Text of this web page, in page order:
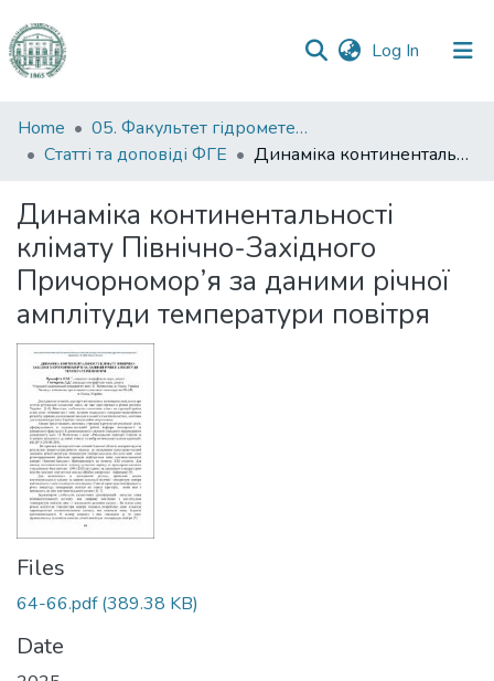
Log In (current)
Communities
&
All of DSpace
Statistics
Home
05. Факультет гідрометеорології і екології
Статті та доповіді ФГЕ
Динаміка континентальності клімату Північно-Західного Причорномор’я за даними річної амплітуди температури повітря
Динаміка континентальності
клімату Північно-Західного
Причорномор’я за даними річної
амплітуди температури повітря
Files
64-66.pdf(389.38 KB)
Date